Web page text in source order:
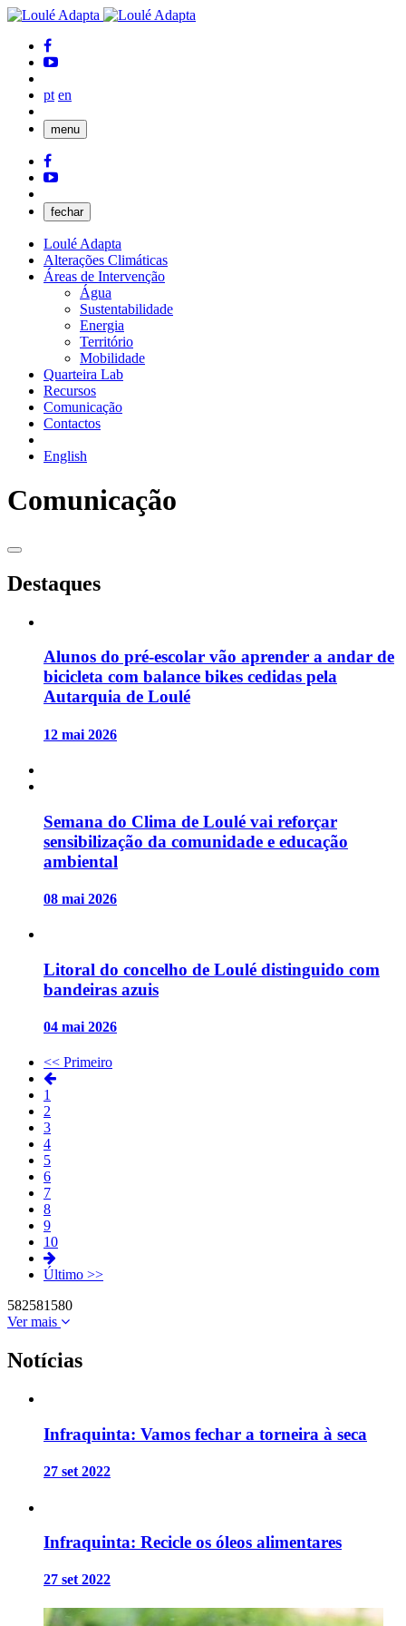
pt en
menu
fechar
Loulé Adapta
Alterações Climáticas
Áreas de Intervenção
Água
Sustentabilidade
Energia
Território
Mobilidade
Quarteira Lab
Recursos
Comunicação
Contactos
English
Comunicação
Destaques
Alunos do pré-escolar vão aprender a andar de
bicicleta com balance bikes cedidas pela
Autarquia de Loulé
12 mai 2026
Semana do Clima de Loulé vai reforçar
sensibilização da comunidade e educação
ambiental
08 mai 2026
Litoral do concelho de Loulé distinguido com
bandeiras azuis
04 mai 2026
<< Primeiro
1
2
3
4
5
6
7
8
9
10
Último >>
582581580
Ver mais
Notícias
Infraquinta: Vamos fechar a torneira à seca
27 set 2022
Infraquinta: Recicle os óleos alimentares
27 set 2022